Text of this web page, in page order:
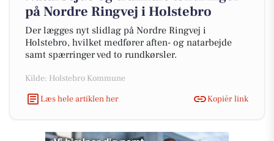
på Nordre Ringvej i Holstebro
Der lægges nyt slidlag på Nordre Ringvej i
Holstebro, hvilket medfører aften- og natarbejde
samt spærringer ved to rundkørsler.
Kilde: Holstebro Kommune
Læs hele artiklen her
Kopiér link